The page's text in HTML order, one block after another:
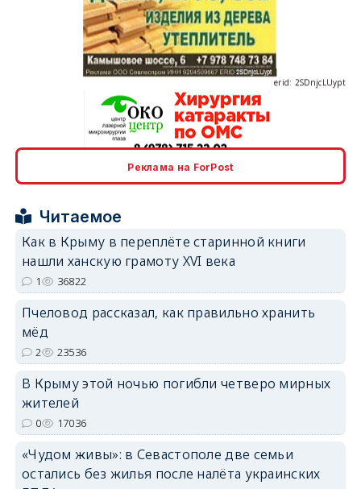
erid: 2SDnjcLUypt
Реклама на ForPost
Читаемое
Как в Крыму в переплёте старинной книги
нашли ханскую грамоту XVI века
1 36822
Пчеловод рассказал, как правильно хранить
мёд
2 23536
В Крыму этой ночью погибли четверо мирных
жителей
0 17036
«Чудом живы»: в Севастополе две семьи
остались без жилья после налёта украинских